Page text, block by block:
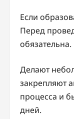
Если
Перед
обязательна.
Делают
закрепляют
процесса и
дней.